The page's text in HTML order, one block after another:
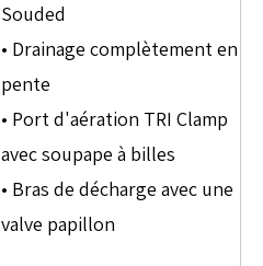
Souded
• Drainage complètement en
pente
• Port d'aération TRI Clamp
avec soupape à billes
• Bras de décharge avec une
valve papillon